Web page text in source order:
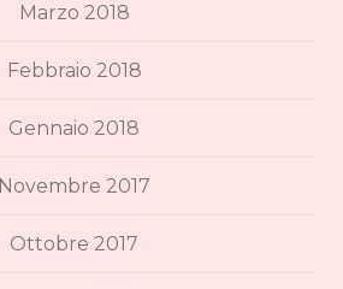
Marzo 2018
Febbraio 2018
Gennaio 2018
Novembre 2017
Ottobre 2017